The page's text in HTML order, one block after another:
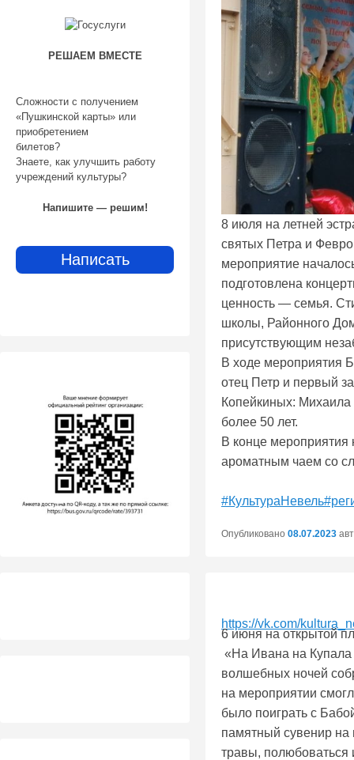
8 июля на летней
святых Петра и
мероприятие
подготовлена
ценность — семья.
школы, Районного
присутствующим
В ходе мероприятия
отец Петр и первый
Копейкиных:
более 50 лет.
В конце мероприятия
ароматным чаем со
#КультураНевель
Опубликовано 08.07.2023
https://vk.com/
6 июня на открытой
«На Ивана на Купала
волшебных ночей
на мероприятии
было поиграть с
памятный сувенир на
травы, полюбоваться
РЕШАЕМ ВМЕСТЕ
Сложности с получением
«Пушкинской карты» или
приобретением
билетов?
Знаете, как улучшить работу
учреждений культуры?
Напишите — решим!
Написать